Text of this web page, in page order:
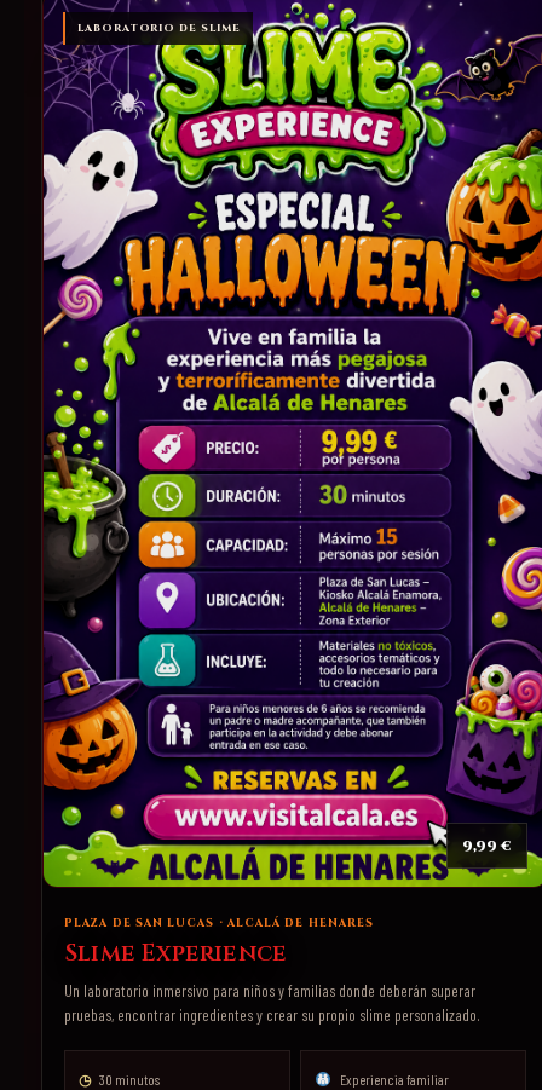
LABORATORIO DE SLIME
9,99 €
PLAZA DE SAN LUCAS · ALCALÁ DE HENARES
Slime Experience
Un laboratorio inmersivo para niños y familias donde deberán superar
pruebas, encontrar ingredientes y crear su propio slime personalizado.
◷ 30 minutos Experiencia familiar